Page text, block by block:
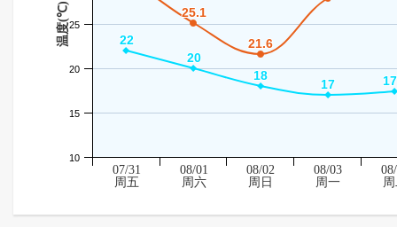
温度(℃) 25.1
25.1
21.6
21.6
22
22
20
20
18
18
17
17
10
15
20
25
07/31
周五
08/01
周六
08/02
周日
08/03
周一